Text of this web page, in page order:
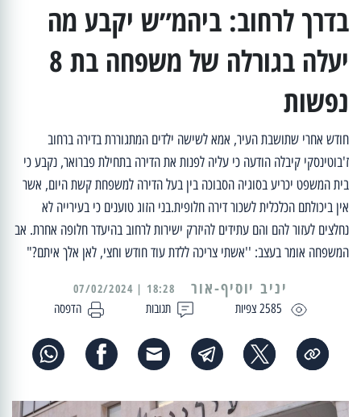
בדרך לרחוב: ביהמ״ש יקבע מה
יעלה בגורלה של משפחה בת 8
נפשות
חודש אחרי שתושבת העיר, אמא לשישה ילדים המתגוררת בדירה ברחוב
ז'בוטינסקי קיבלה הודעה כי עליה לפנות את הדירה בתחילת פברואר, נקבע כי
בית המשפט יכריע בסוגיה הסבוכה בין בעל הדירה למשפחת קשת היום, אשר
אין ביכולתם הכלכלית לשכור דירה חלופית.בני הזוג טוענים כי בעירייה לא
נחלצים לעזור להם והם עתידים להיזרק ישירות לרחוב בהיעדר חלופה אחרת. אב
המשפחה אומר בעצב: ''אשתי צריכה ללדת עוד חודש וחצי, לאן אלך איתם?"
2585 צפיות תגובות הדפסה
יניב יוסיף-אור 18:28 | 07/02/2024